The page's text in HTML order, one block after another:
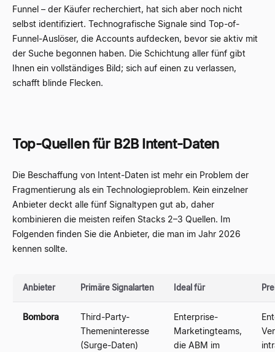
Funnel – der Käufer recherchiert, hat sich aber noch nicht
selbst identifiziert. Technografische Signale sind Top-of-
Funnel-Auslöser, die Accounts aufdecken, bevor sie aktiv mit
der Suche begonnen haben. Die Schichtung aller fünf gibt
Ihnen ein vollständiges Bild; sich auf einen zu verlassen,
schafft blinde Flecken.
Top-Quellen für B2B Intent-Daten
Die Beschaffung von Intent-Daten ist mehr ein Problem der
Fragmentierung als ein Technologieproblem. Kein einzelner
Anbieter deckt alle fünf Signaltypen gut ab, daher
kombinieren die meisten reifen Stacks 2–3 Quellen. Im
Folgenden finden Sie die Anbieter, die man im Jahr 2026
kennen sollte.
Anbieter Primäre Signalarten Ideal für
Bombora
Third-Party-
Themeninteresse
(Surge-Daten)
Enterprise-
Marketingteams,
die ABM im